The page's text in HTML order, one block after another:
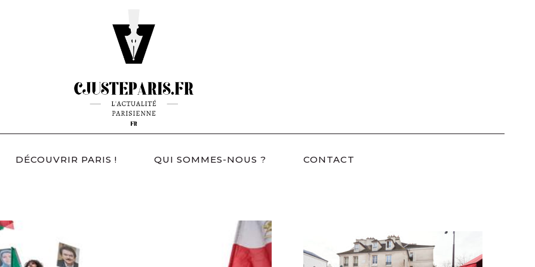
DÉCOUVRIR PARIS ! QUI SOMMES-NOUS ? CONTACT